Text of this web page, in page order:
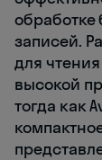
записей.
для
высокой
тогда как